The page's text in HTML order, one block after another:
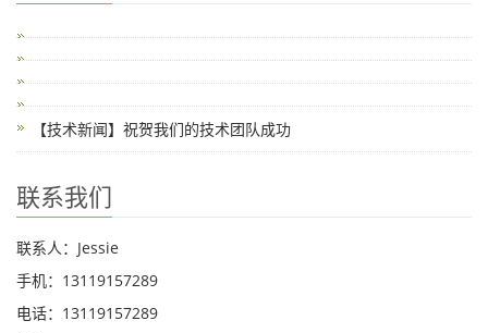
【技术新闻】祝贺我们的技术团队成功
联系我们
联系人：Jessie
手机：13119157289
电话：13119157289